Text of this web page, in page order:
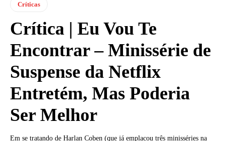
Críticas
Crítica | Eu Vou Te
Encontrar – Minissérie de
Suspense da Netflix
Entretém, Mas Poderia
Ser Melhor
Em se tratando de Harlan Coben (que já emplacou três minisséries na